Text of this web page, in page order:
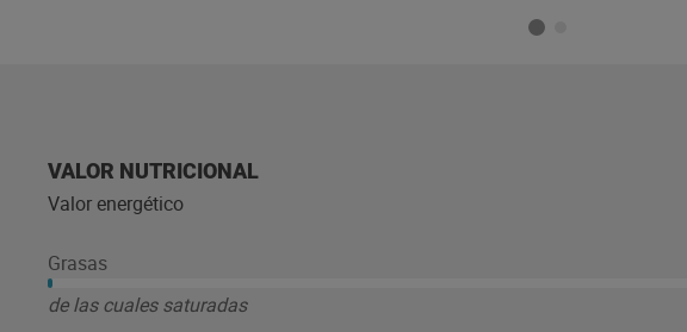
VALOR NUTRICIONAL
Valor energético
Grasas
de las cuales saturadas